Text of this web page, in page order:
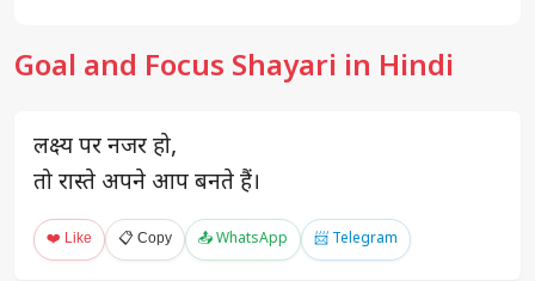
Goal and Focus Shayari in Hindi
लक्ष्य पर नजर हो,
तो रास्ते अपने आप बनते हैं।
❤️ Like 📋 Copy 📤 WhatsApp 📨 Telegram